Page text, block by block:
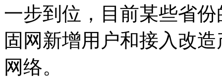
一步到位，目前某些省
固网新增用户和接入改
网络。